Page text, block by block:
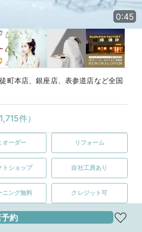
0:45
町本店、銀座店、表参道店など全国
1,715件）
オーダー リフォーム
トショップ 自社工房あり
ニング無料 クレジット可
約